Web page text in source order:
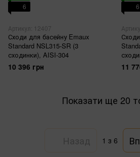
6
Артикул: 12407
Сходи для басейну Emaux
Standard NSL315-SR (3
сходинки), AISI-304
10 396 грн
6
11
Показати ще 20
1 з 6